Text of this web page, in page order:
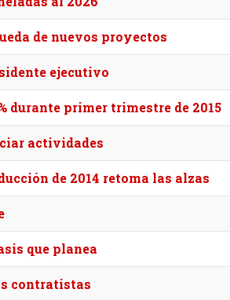
de nuevos proyectos
ejecutivo
durante primer trimestre de 2015
actividades
de 2014 retoma las alzas
que planea
contratistas